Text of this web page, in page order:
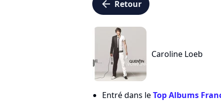
arrow_left Retour
Caroline Loeb
Entré dans leTop Albums